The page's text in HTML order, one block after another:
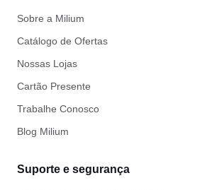
Sobre a Milium
Catálogo de Ofertas
Nossas Lojas
Cartão Presente
Trabalhe Conosco
Blog Milium
Suporte e segurança